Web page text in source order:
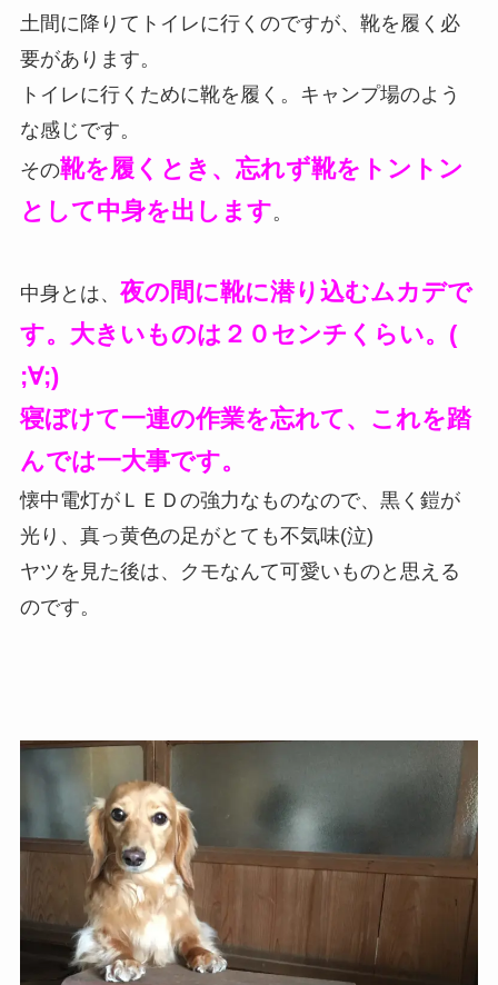
土間に降りてトイレに行くのですが、靴を履く必
要があります。
トイレに行くために靴を履く。キャンプ場のよう
な感じです。
その靴を履くとき、忘れず靴をトントン
として中身を出します。
中身とは、 夜の間に靴に潜り込むムカデで
す。大きいものは２０センチくらい。(
;∀;)
寝ぼけて一連の作業を忘れて、これを踏
んでは一大事です。
懐中電灯がＬＥＤの強力なものなので、黒く鎧が
光り、真っ黄色の足がとても不気味(泣)
ヤツを見た後は、クモなんて可愛いものと思える
のです。